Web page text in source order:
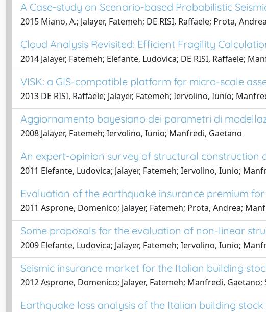
A Case-study on Scenario-based Probabilistic
2015 Miano, A.; Jalayer, Fatemeh; DE RISI, Raffaele; Prota,
Cloud Analysis Revisited: Efficient Fragility
2014 Jalayer, Fatemeh; Elefante, Ludovica; DE RISI, Raffaele;
VISK: a GIS-compatible platform for micro-scale
2013 DE RISI, Raffaele; Jalayer, Fatemeh; Iervolino, Iunio;
Aggiornamento bayesiano dei parametri di
2008 Jalayer, Fatemeh; Iervolino, Iunio; Manfredi, Gaetano
An expert-opinion survey of structural construction
2011 Elefante, Ludovica; Jalayer, Fatemeh; Iervolino, Iunio;
Evaluation of the earthquake insurance premium
2011 Asprone, Domenico; Jalayer, Fatemeh; Prota, Andrea;
Some proposals for the evaluation of non-linear
2009 Elefante, Ludovica; Jalayer, Fatemeh; Iervolino, Iunio;
Seismic insurance market for the Italian building
2012 Asprone, Domenico; Jalayer, Fatemeh; Manfredi, Gaetano;
Earthquake loss analysis of the Italian building